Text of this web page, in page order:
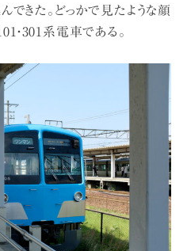
できた。どっかで見たような顔
・301系電車である。